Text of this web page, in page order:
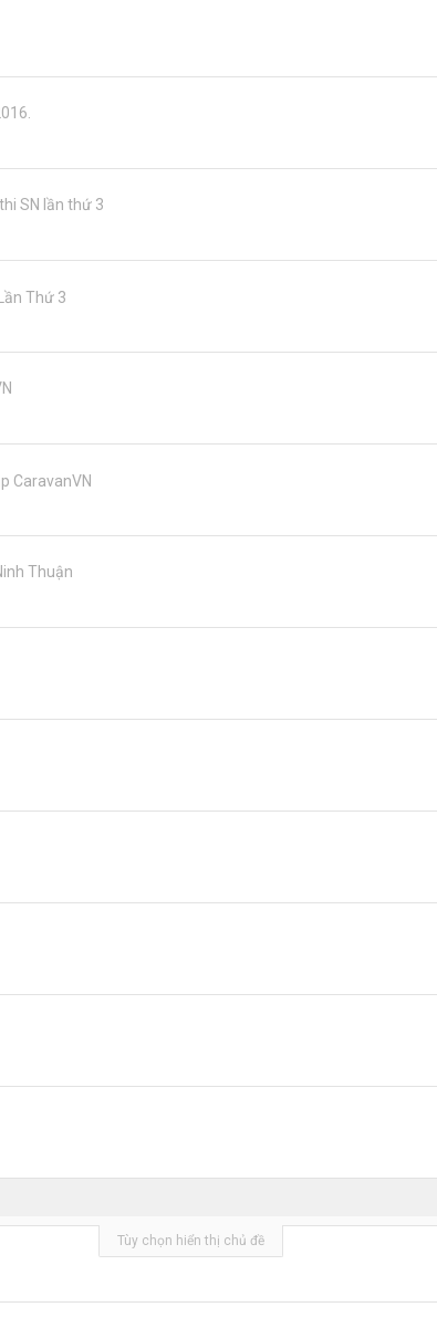
SN lần thứ 3
Thứ 3
CaravanVN
Thuận
Tùy chọn hiển thị chủ đề